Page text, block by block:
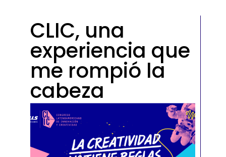
CLIC, una
experiencia que
me rompió la
cabeza